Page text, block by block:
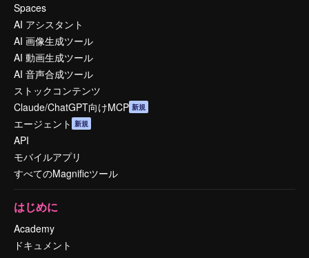
Spaces
AI アシスタント
AI 画像生成ツール
AI 動画生成ツール
AI 音声合成ツール
ストックコンテンツ
Claude/ChatGPT向けMCP 新規
エージェント 新規
API
モバイルアプリ
すべてのMagnificツール
はじめに
Academy
ドキュメント